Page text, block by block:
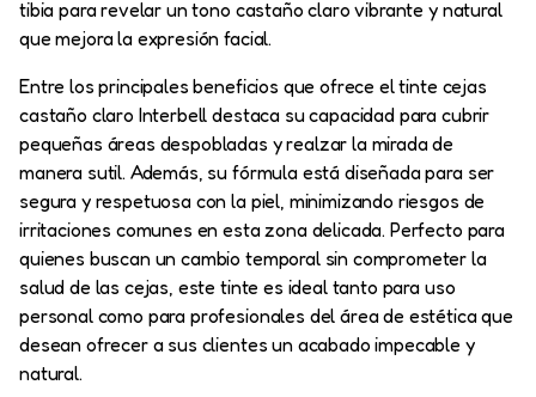
tibia para revelar un tono castaño claro vibrante y natural
que mejora la expresión facial.
Entre los principales beneficios que ofrece el tinte cejas
castaño claro Interbell destaca su capacidad para cubrir
pequeñas áreas despobladas y realzar la mirada de
manera sutil. Además, su fórmula está diseñada para ser
segura y respetuosa con la piel, minimizando riesgos de
irritaciones comunes en esta zona delicada. Perfecto para
quienes buscan un cambio temporal sin comprometer la
salud de las cejas, este tinte es ideal tanto para uso
personal como para profesionales del área de estética que
desean ofrecer a sus clientes un acabado impecable y
natural.